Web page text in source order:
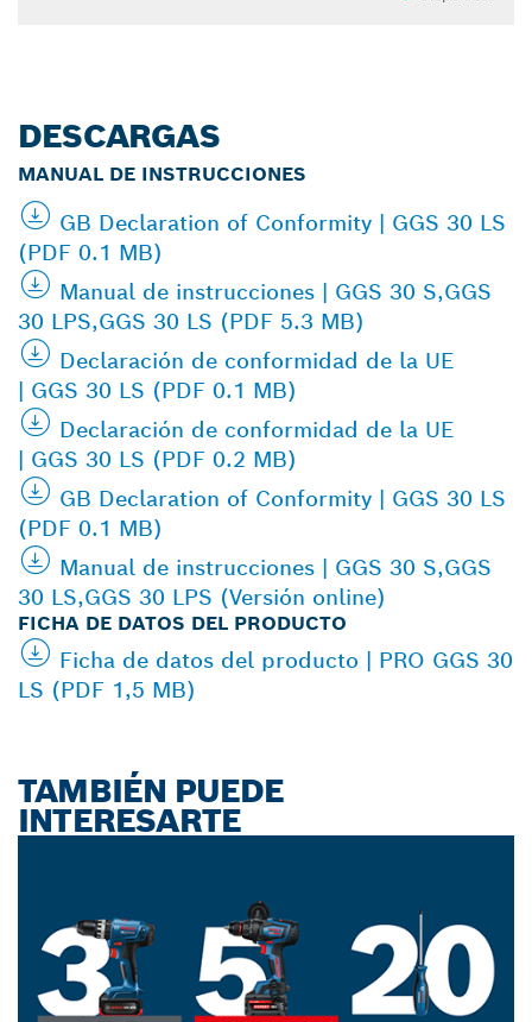
DESCARGAS
MANUAL DE INSTRUCCIONES
GB Declaration of Conformity | GGS 30 LS
(PDF 0.1 MB)
Manual de instrucciones | GGS 30 S,GGS
30 LPS,GGS 30 LS (PDF 5.3 MB)
Declaración de conformidad de la UE
| GGS 30 LS (PDF 0.1 MB)
Declaración de conformidad de la UE
| GGS 30 LS (PDF 0.2 MB)
GB Declaration of Conformity | GGS 30 LS
(PDF 0.1 MB)
Manual de instrucciones | GGS 30 S,GGS
30 LS,GGS 30 LPS (Versión online)
FICHA DE DATOS DEL PRODUCTO
Ficha de datos del producto | PRO GGS 30
LS (PDF 1,5 MB)
TAMBIÉN PUEDE
INTERESARTE